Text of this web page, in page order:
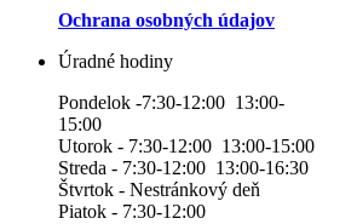
Ochrana osobných údajov
Úradné hodiny
Pondelok -7:30-12:00 13:00-
15:00
Utorok - 7:30-12:00 13:00-15:00
Streda - 7:30-12:00 13:00-16:30
Štvrtok - Nestránkový deň
Piatok - 7:30-12:00